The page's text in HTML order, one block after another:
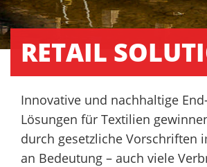
RETAIL
Innovative und nachhaltige
Lösungen für Textilien
durch gesetzliche Vorschriften
an Bedeutung – auch viele